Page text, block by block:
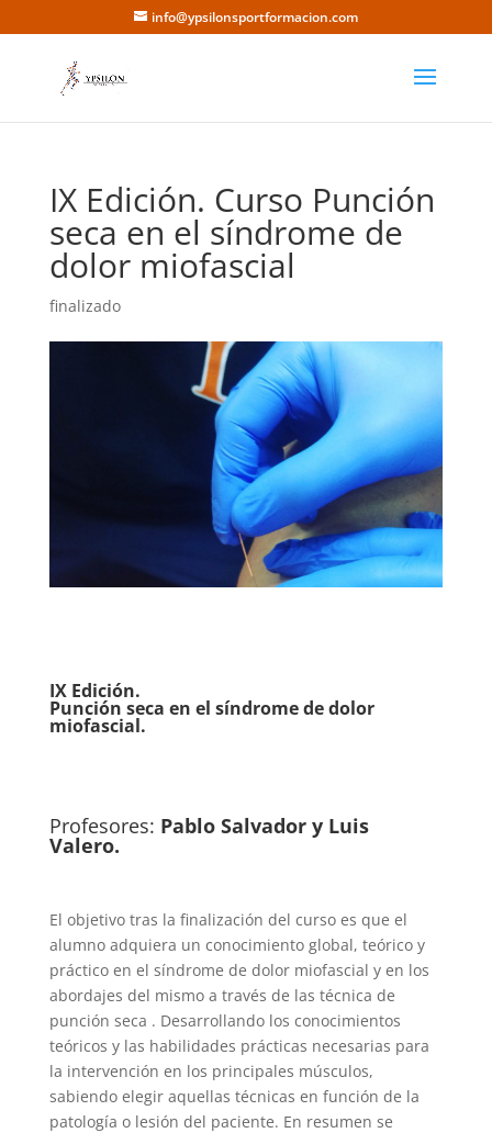
info@ypsilonsportformacion.com
IX Edición. Curso Punción
seca en el síndrome de
dolor miofascial
finalizado
IX Edición.
Punción seca en el síndrome de dolor
miofascial.
Profesores: Pablo Salvador y Luis
Valero.
El objetivo tras la finalización del curso es que el
alumno adquiera un conocimiento global, teórico y
práctico en el síndrome de dolor miofascial y en los
abordajes del mismo a través de las técnica de
punción seca . Desarrollando los conocimientos
teóricos y las habilidades prácticas necesarias para
la intervención en los principales músculos,
sabiendo elegir aquellas técnicas en función de la
patología o lesión del paciente. En resumen se